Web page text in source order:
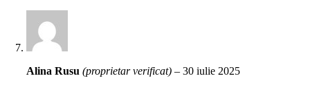
Alina Rusu (proprietar verificat) – 30 iulie 2025